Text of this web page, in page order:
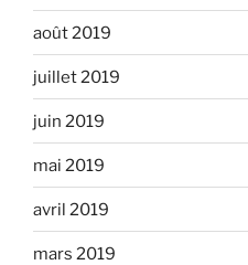
août 2019
juillet 2019
juin 2019
mai 2019
avril 2019
mars 2019